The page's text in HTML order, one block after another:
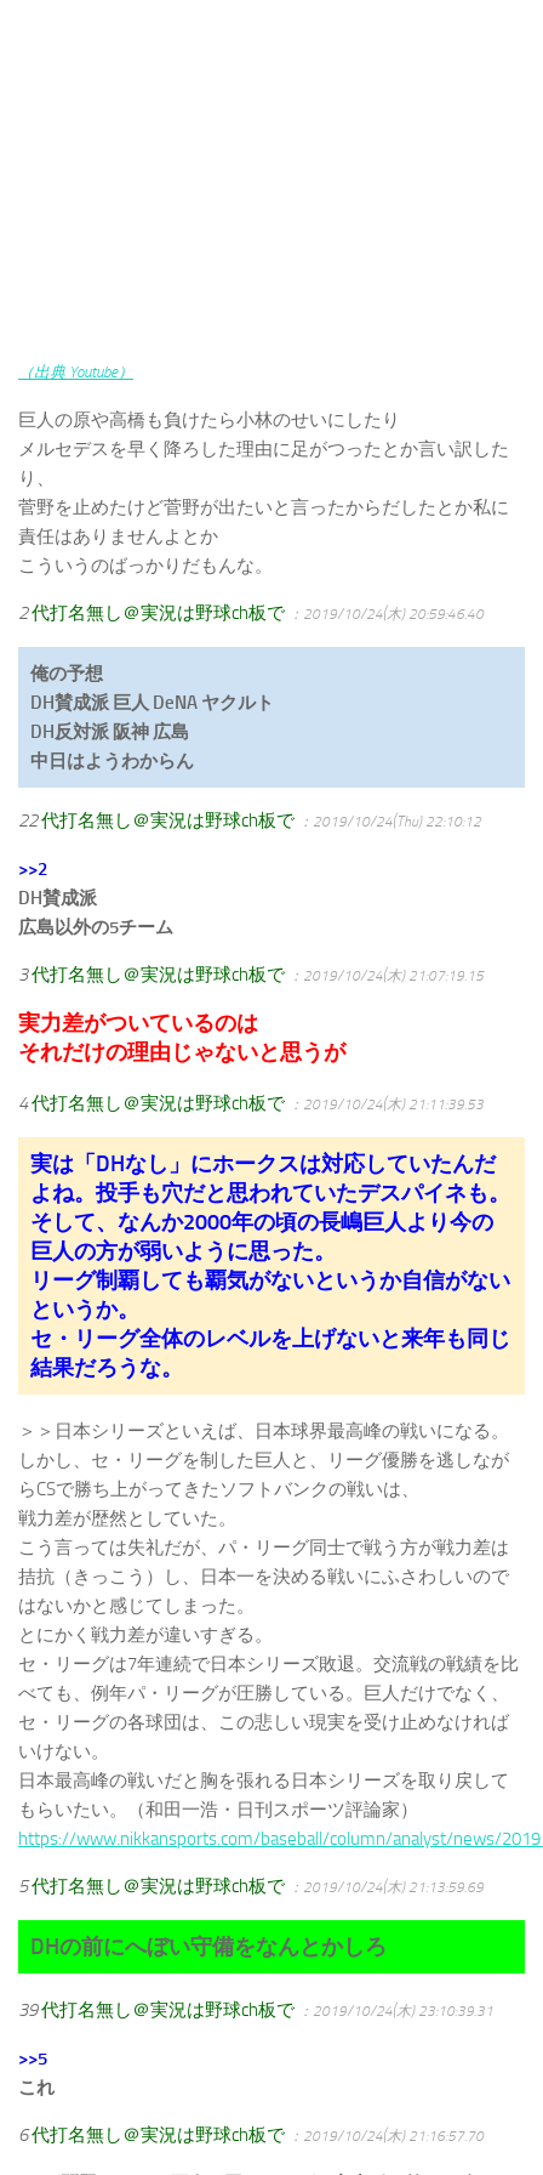
（出典 Youtube）
巨人の原や高橋も負けたら小林のせいにしたり
メルセデスを早く降ろした理由に足がつったとか言い訳した
り、
菅野を止めたけど菅野が出たいと言ったからだしたとか私に
責任はありませんよとか
こういうのばっかりだもんな。
2代打名無し＠実況は野球ch板で ：2019/10/24(木) 20:59:46.40
俺の予想
DH賛成派 巨人 DeNA ヤクルト
DH反対派 阪神 広島
中日はようわからん
22代打名無し＠実況は野球ch板で ：2019/10/24(Thu) 22:10:12
>>2
DH賛成派
広島以外の5チーム
3代打名無し＠実況は野球ch板で ：2019/10/24(木) 21:07:19.15
実力差がついているのは
それだけの理由じゃないと思うが
4代打名無し＠実況は野球ch板で ：2019/10/24(木) 21:11:39.53
実は「DHなし」にホークスは対応していたんだ
よね。投手も穴だと思われていたデスパイネも。
そして、なんか2000年の頃の長嶋巨人より今の
巨人の方が弱いように思った。
リーグ制覇しても覇気がないというか自信がない
というか。
セ・リーグ全体のレベルを上げないと来年も同じ
結果だろうな。
＞＞日本シリーズといえば、日本球界最高峰の戦いになる。
しかし、セ・リーグを制した巨人と、リーグ優勝を逃しなが
らCSで勝ち上がってきたソフトバンクの戦いは、
戦力差が歴然としていた。
こう言っては失礼だが、パ・リーグ同士で戦う方が戦力差は
拮抗（きっこう）し、日本一を決める戦いにふさわしいので
はないかと感じてしまった。
とにかく戦力差が違いすぎる。
セ・リーグは7年連続で日本シリーズ敗退。交流戦の戦績を比
べても、例年パ・リーグが圧勝している。巨人だけでなく、
セ・リーグの各球団は、この悲しい現実を受け止めなければ
いけない。
日本最高峰の戦いだと胸を張れる日本シリーズを取り戻して
もらいたい。（和田一浩・日刊スポーツ評論家）
https://www.nikkansports.com/baseball/column/analyst/news/
5代打名無し＠実況は野球ch板で ：2019/10/24(木) 21:13:59.69
DHの前にへぼい守備をなんとかしろ
39代打名無し＠実況は野球ch板で ：2019/10/24(木) 23:10:39.31
>>5
これ
6代打名無し＠実況は野球ch板で ：2019/10/24(木) 21:16:57.70